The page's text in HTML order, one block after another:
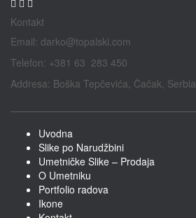
Kontakt
Email: darko@topalski.com
Telefon: +381 63 283 450
Addresa: Boška Tepčevića, Čačak, Serbia
Uvodna
Slike po Narudžbini
Umetničke Slike – Prodaja
O Umetniku
Portfolio radova
Ikone